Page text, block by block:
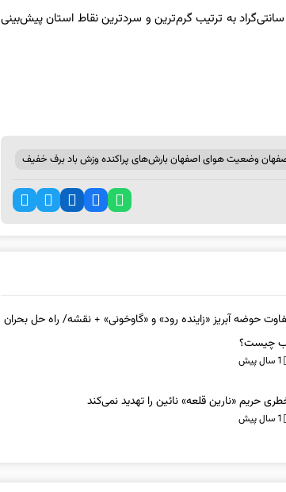
فردا ۴ درجه سانتی‌گراد و زواره با ۲۴ و بوئین میاندشت با منفی ۴ درجه سانتی‌گراد به ترتیب گرم‌ترین و سردترین نقاط استان پیش‌بینی
وضعیت هوای اصفهان بارش‌های پراکنده وزش باد برف خفیف
حوضه آبریز «زاینده رود» و «گاوخونی» + نقشه/ راه حل بحران
چیست؟
1 سال پیش
حریم «نارین قلعه‌» نائین را تهدید نمی‌کند
1 سال پیش